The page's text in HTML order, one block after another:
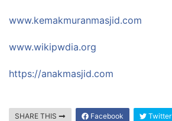
www.kemakmuranmasjid.com
www.wikipwdia.org
https://anakmasjid.com
SHARE THIS Facebook Twitter